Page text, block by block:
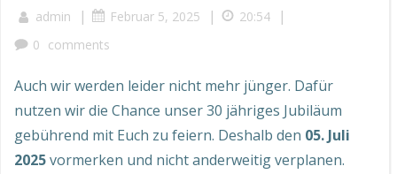
admin | Februar 5, 2025 | 20:54 |
0 comments
Auch wir werden leider nicht mehr jünger. Dafür
nutzen wir die Chance unser 30 jähriges Jubiläum
gebührend mit Euch zu feiern. Deshalb den 05. Juli
2025vormerken und nicht anderweitig verplanen.